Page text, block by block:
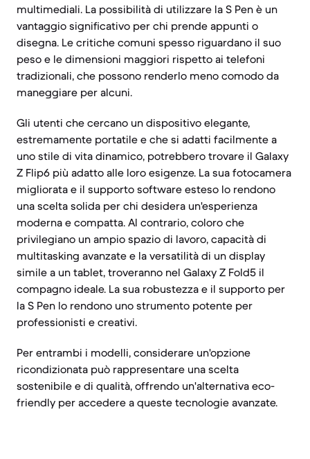
multimediali. La possibilità di utilizzare la S Pen è un
vantaggio significativo per chi prende appunti o
disegna. Le critiche comuni spesso riguardano il suo
peso e le dimensioni maggiori rispetto ai telefoni
tradizionali, che possono renderlo meno comodo da
maneggiare per alcuni.
Gli utenti che cercano un dispositivo elegante,
estremamente portatile e che si adatti facilmente a
uno stile di vita dinamico, potrebbero trovare il Galaxy
Z Flip6 più adatto alle loro esigenze. La sua fotocamera
migliorata e il supporto software esteso lo rendono
una scelta solida per chi desidera un'esperienza
moderna e compatta. Al contrario, coloro che
privilegiano un ampio spazio di lavoro, capacità di
multitasking avanzate e la versatilità di un display
simile a un tablet, troveranno nel Galaxy Z Fold5 il
compagno ideale. La sua robustezza e il supporto per
la S Pen lo rendono uno strumento potente per
professionisti e creativi.
Per entrambi i modelli, considerare un'opzione
ricondizionata può rappresentare una scelta
sostenibile e di qualità, offrendo un'alternativa eco-
friendly per accedere a queste tecnologie avanzate.